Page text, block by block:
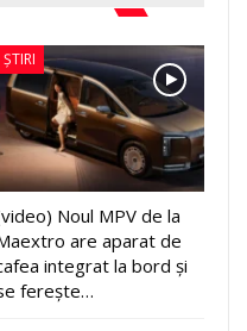
ȘTIRI
Noul MPV de la
are aparat de
integrat la bord și
ferește…